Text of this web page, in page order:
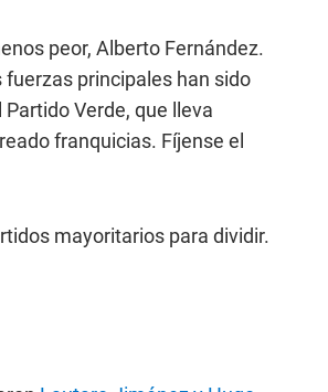
peor, Alberto Fernández.
fuerzas principales han sido
Verde, que lleva
franquicias. Fíjense el
mayoritarios para dividir.